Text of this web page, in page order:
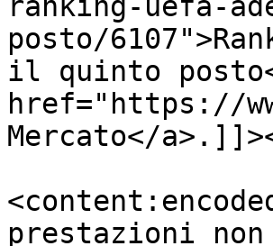
posto/
il quinto
href="https://
Mercato</
prestazioni